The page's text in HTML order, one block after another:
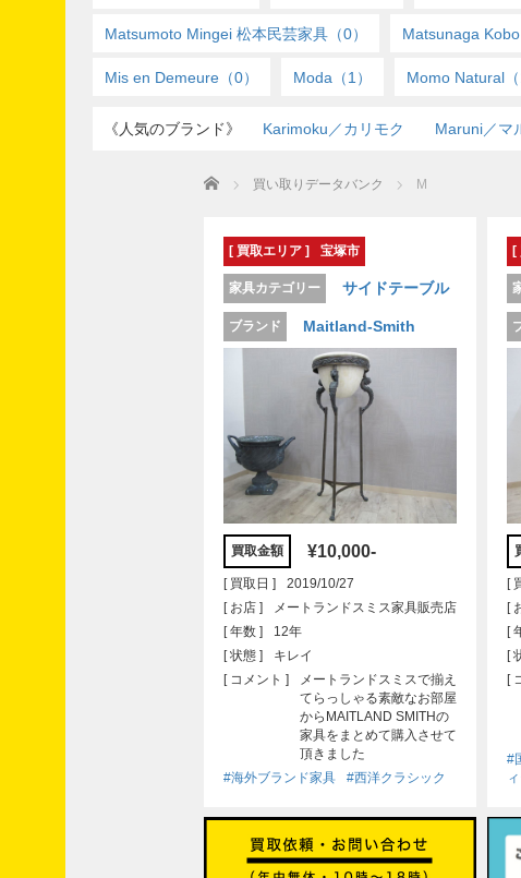
Matsumoto Mingei 松本民芸家具（0） Matsunaga Kobo
Mis en Demeure（0） Moda（1） Momo Natural（
《人気のブランド》 Karimoku／カリモク Maruni／マ
Home 買い取りデータバンク M
[ 買取エリア ] 宝塚市
家具カテゴリー サイドテーブル
ブランド Maitland-Smith
買取金額 ¥10,000-
[ 買取日 ]
2019/10/27
[ お店 ]
メートランドスミス家具販売店
[ 年数 ]
12年
[ 状態 ]
キレイ
[ コメント ]
メートランドスミスで揃え
てらっしゃる素敵なお部屋
からMAITLAND SMITHの
家具をまとめて購入させて
頂きました
#海外ブランド家具
#西洋クラシック
[
[
[
[
[
[
#